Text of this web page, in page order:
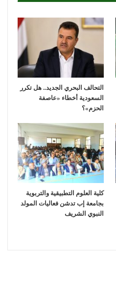
التحالف البحري الجديد.. هل تكرر
السعودية أخطاء «عاصفة
الحزم»؟
كلية العلوم التطبيقية والتربوية
بجامعة إب تدشن فعاليات المولد
النبوي الشريف